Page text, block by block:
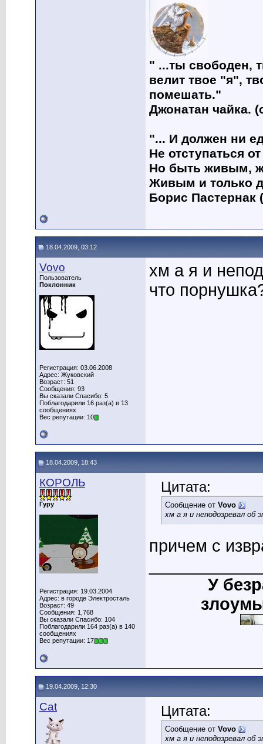
" ...ты свободен,
велит твое "я",
помешать."
Джонатан чайка.
"... И должен ни
Не отступаться
Но быть живым,
Живым и только
Борис Пастернак
18.04.2009, 03:12
Vovo
Пользователь
Поклонник
Регистрация: 03.06.2008
Адрес: Жуковский
Возраст: 51
Сообщения: 93
Вы сказали Спасибо: 5
Поблагодарили 16 раз(а) в 13
сообщениях
Вес репутации: 10
хм а я и
что
18.04.2009, 18:43
КОРОЛЬ
Гуру
Регистрация: 19.03.2004
Адрес: в городе Электросталь
Возраст: 49
Сообщения: 1,768
Вы сказали Спасибо: 104
Поблагодарили 164 раз(а) в 140
сообщениях
Вес репутации: 17
Цитата:
Сообщение от Vovo
хм а я и неподозревал
причем с
У
19.04.2009, 12:30
Cat Цитата:
Сообщение от Vovo
хм а я и неподозревал